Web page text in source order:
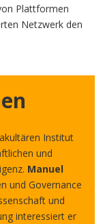
Plattformen
Netzwerk den
Institut
und
Manuel
und Governance
und
interessiert er